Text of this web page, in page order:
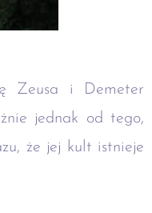
Zeusa i Demeter
jednak od tego,
że jej kult istnieje